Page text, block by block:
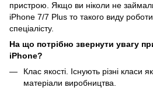
пристрою. Якщо ви ніколи не
iPhone 7/7 Plus то такого виду
спеціалісту.
На що потрібно звернути увагу
iPhone?
Клас якості. Існують різні класи
матеріали виробництва.